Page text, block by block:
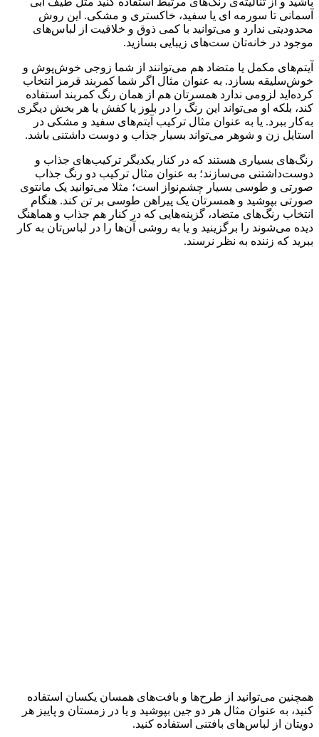
آسمانی تا سورمه ای یا سفید، خاکستری و مشکی. این روش
محدودیتی ندارد و می‌توانید با کمی ذوق و خلاقیت از لباس‌های
موجود در خانه‌تان ست‌های زیبایی بسازید.
آیتم‌های مکمل یا متضاد هم می‌توانند از شما زوجی خوش‌پوش و
خوش‌سلیقه بسازد. به عنوان مثال اگر شما کمربند قرمز انتخاب
کرده‌اید لزومی ندارد همسرتان هم از همان رنگ کمربند استفاده
کند، بلکه او می‌تواند این رنگ را در بلوز یا کفش یا هر بخش دیگری
به‌کار ببرد. یا به عنوان مثال ترکیب آیتم‌های سفید و مشکی در
استایل زن و شوهر می‌تواند بسیار جذاب و دوست داشتنی باشد.
رنگ‌های بسیاری هستند که در کنار یکدیگر ترکیب‌های جذاب و
دوست‌داشتنی می‌سازند؛ به عنوان مثال ترکیب دو رنگ جذاب
صورتی و طوسی بسیار چشم‌نواز است؛ مثلا می‌توانید یک مانتوی
صورتی بپوشید و همسرتان یک پیراهن طوسی بر تن کند. هنگام
انتخاب رنگ‌های متضاد، گزینه‌هایی که در کنار هم جذاب و هماهنگ
دیده می‌شوند را برگزینید و یا به روشی آن‌ها را در لباس‌تان به کار
ببرید که زننده به نظر نرسند.
همچنین می‌توانید از طرح‌ها و بافت‌های همسان یکسان استفاده
کنید، به عنوان مثال هر دو جین بپوشید و یا در زمستان و پاییز هر
دویتان از لباس‌های بافتنی استفاده کنید.